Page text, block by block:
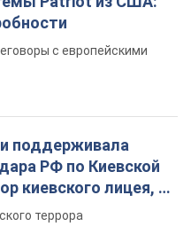
с европейскими
поддерживала
РФ по Киевской
киевского лицея, её
террора